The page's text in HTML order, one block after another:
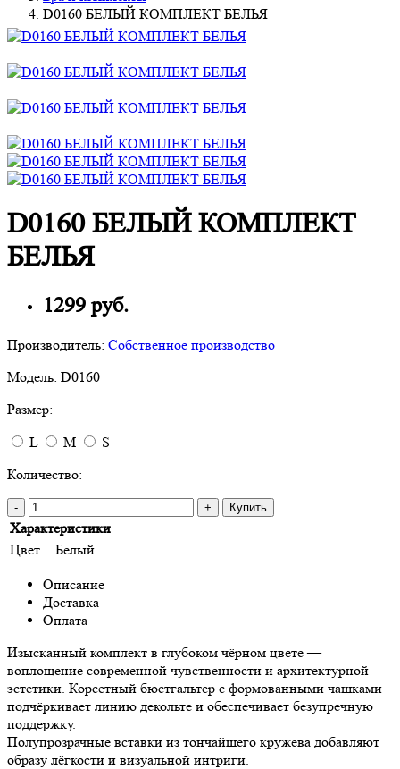
D0160 БЕЛЫЙ КОМПЛЕКТ БЕЛЬЯ
D0160 БЕЛЫЙ КОМПЛЕКТ
БЕЛЬЯ
1299 руб.
Производитель: Собственное производство
Модель: D0160
Размер:
L
M
S
Количество:
- + Купить
Характеристики
Цвет
Белый
Описание
Доставка
Оплата
Изысканный комплект в глубоком чёрном цвете —
воплощение современной чувственности и архитектурной
эстетики. Корсетный бюстгальтер с формованными чашками
подчёркивает линию декольте и обеспечивает безупречную
поддержку.
Полупрозрачные вставки из тончайшего кружева добавляют
образу лёгкости и визуальной интриги.